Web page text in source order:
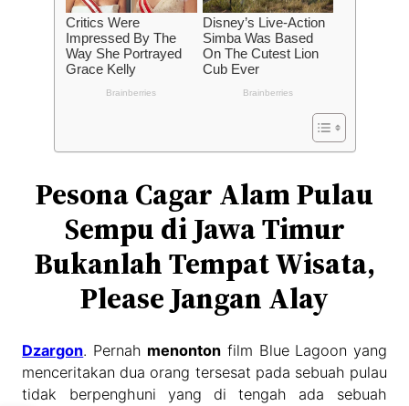
Pesona Cagar Alam Pulau
Sempu di Jawa Timur
Bukanlah Tempat Wisata,
Please Jangan Alay
Dzargon. Pernah menonton film Blue Lagoon yang
menceritakan dua orang tersesat pada sebuah pulau
tidak berpenghuni yang di tengah ada sebuah